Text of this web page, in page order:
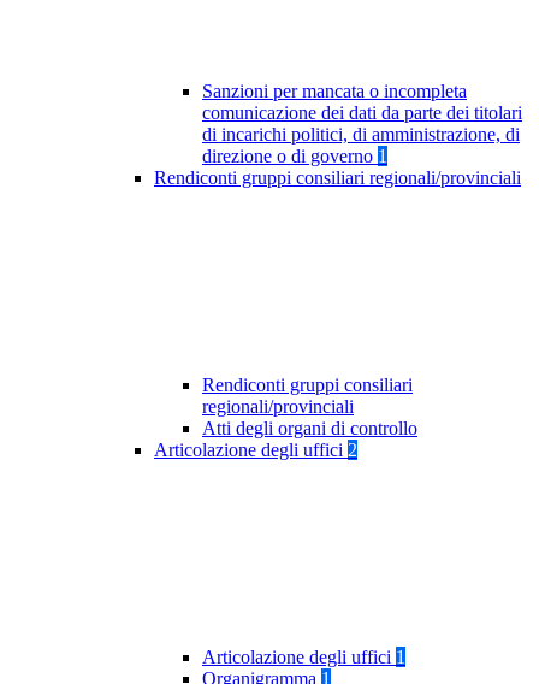
Sanzioni per mancata o incompleta
comunicazione dei dati da parte dei titolari
di incarichi politici, di amministrazione, di
direzione o di governo 1
Rendiconti gruppi consiliari regionali/provinciali
Rendiconti gruppi consiliari
regionali/provinciali
Atti degli organi di controllo
Articolazione degli uffici 2
Articolazione degli uffici 1
Organigramma 1